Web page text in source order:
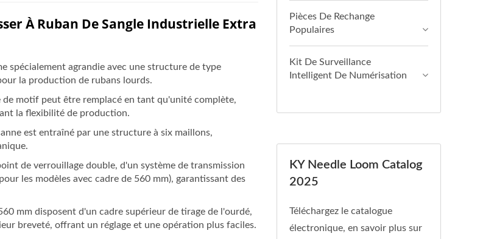
À Ruban De Sangle Industrielle Extra
spécialement agrandie avec une structure de type
la production de rubans lourds.
de motif peut être remplacé en tant qu'unité complète,
la flexibilité de production.
est entraîné par une structure à six maillons,
de verrouillage double, d'un système de transmission
les modèles avec cadre de 560 mm), garantissant des
mm disposent d'un cadre supérieur de tirage de l'ourdé,
breveté, offrant un réglage et une opération plus faciles.
Pièces De Rechange
Populaires
Kit De Surveillance
Intelligent De Numérisation
KY Needle Loom Catalog
2025
Téléchargez le catalogue
électronique, en savoir plus sur